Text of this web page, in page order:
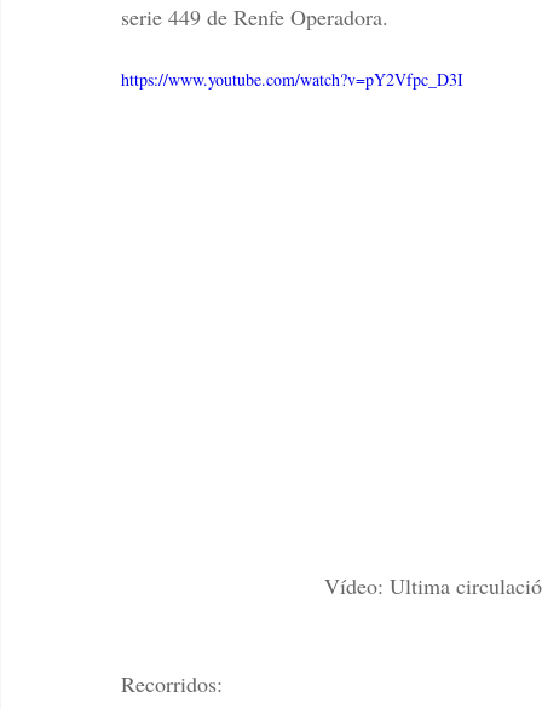
serie 449 de Renfe Operadora.
https://www.youtube.com/watch?v=pY2Vfpc_D3I
Vídeo: Ultima
Recorridos: